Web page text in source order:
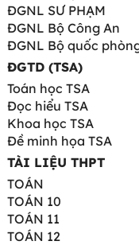
ĐGNL SƯ PHẠM
ĐGNL Bộ Công An
ĐGNL Bộ quốc
ĐGTD (TSA)
Toán học TSA
Đọc hiểu TSA
Khoa học TSA
Đề minh họa TSA
TÀI LIỆU THPT
TOÁN
TOÁN 10
TOÁN 11
TOÁN 12